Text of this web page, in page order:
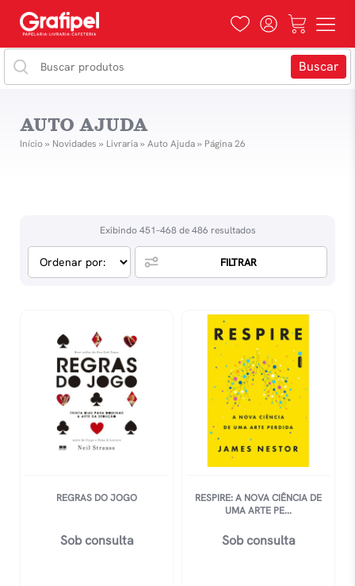
AUTO AJUDA
Início» Novidades » Livraria» Auto Ajuda» Página 26
Exibindo 451–468 de 486 resultados
FILTRAR
REGRAS DO JOGO
Sob consulta
RESPIRE: A NOVA CIÊNCIA DE
UMA ARTE PE...
Sob consulta